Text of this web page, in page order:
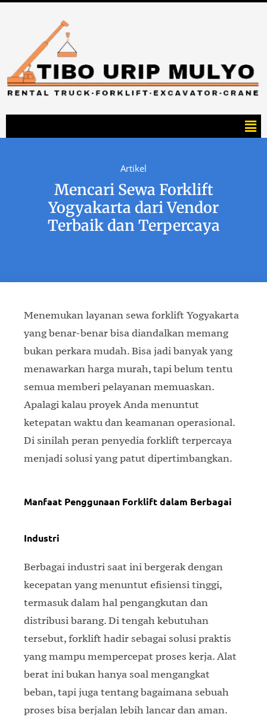
Artikel
Mencari Sewa Forklift
Yogyakarta dari Vendor
Terbaik dan Terpercaya
Menemukan layanan sewa forklift Yogyakarta
yang benar-benar bisa diandalkan memang
bukan perkara mudah. Bisa jadi banyak yang
menawarkan harga murah, tapi belum tentu
semua memberi pelayanan memuaskan.
Apalagi kalau proyek Anda menuntut
ketepatan waktu dan keamanan operasional.
Di sinilah peran penyedia forklift terpercaya
menjadi solusi yang patut dipertimbangkan.
Manfaat Penggunaan Forklift dalam Berbagai
Industri
Berbagai industri saat ini bergerak dengan
kecepatan yang menuntut efisiensi tinggi,
termasuk dalam hal pengangkutan dan
distribusi barang. Di tengah kebutuhan
tersebut, forklift hadir sebagai solusi praktis
yang mampu mempercepat proses kerja. Alat
berat ini bukan hanya soal mengangkat
beban, tapi juga tentang bagaimana sebuah
proses bisa berjalan lebih lancar dan aman.